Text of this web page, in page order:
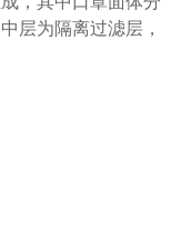
层为隔离过滤层，